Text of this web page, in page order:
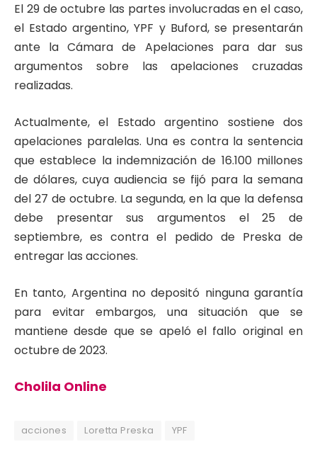
El 29 de octubre las partes involucradas en el caso,
el Estado argentino, YPF y Buford, se presentarán
ante la Cámara de Apelaciones para dar sus
argumentos sobre las apelaciones cruzadas
realizadas.
Actualmente, el Estado argentino sostiene dos
apelaciones paralelas. Una es contra la sentencia
que establece la indemnización de 16.100 millones
de dólares, cuya audiencia se fijó para la semana
del 27 de octubre. La segunda, en la que la defensa
debe presentar sus argumentos el 25 de
septiembre, es contra el pedido de Preska de
entregar las acciones.
En tanto, Argentina no depositó ninguna garantía
para evitar embargos, una situación que se
mantiene desde que se apeló el fallo original en
octubre de 2023.
Cholila Online
acciones Loretta Preska YPF